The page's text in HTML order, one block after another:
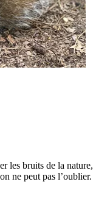
les bruits de la nature,
ne peut pas l’oublier.